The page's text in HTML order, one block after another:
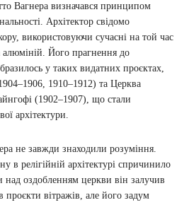
Вагнера визначався принципом
Архітектор свідомо
використовуючи сучасні на той час
алюміній. Його прагнення до
у таких видатних проєктах,
1910–1912) та Церква
(1902–1907), що стали
архітектури.
не завжди знаходили розуміння.
в релігійній архітектурі спричинило
оздобленням церкви він залучив
вітражів, але його задум